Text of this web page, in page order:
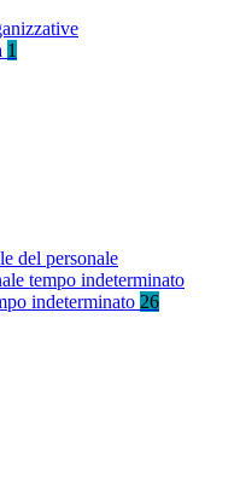
1
del personale
tempo indeterminato
indeterminato 26